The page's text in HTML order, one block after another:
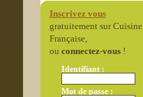
Inscrivez vous
gratuitement sur Cuisine
Française,
ou connectez-vous!
Identifiant :
Mot de passe :